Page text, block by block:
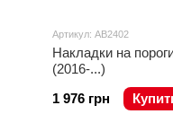
Артикул: AB2402
Накладки на
(2016-...)
1 976 грн